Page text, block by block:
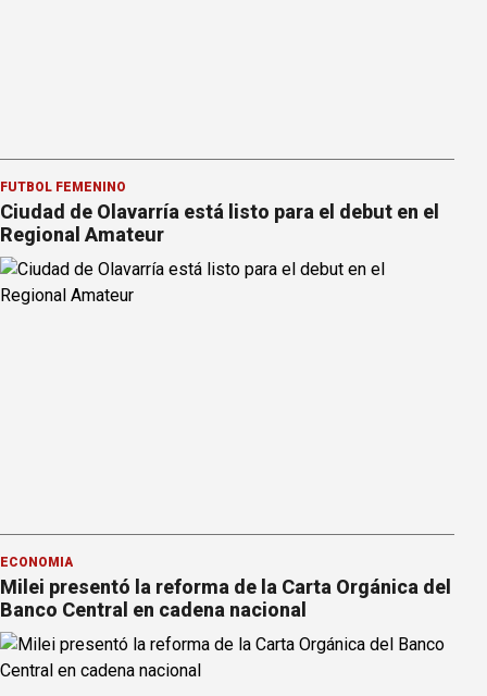
FÚTBOL FEMENINO
Ciudad de Olavarría está listo para el debut en el
Regional Amateur
ECONOMÍA
Milei presentó la reforma de la Carta Orgánica del
Banco Central en cadena nacional